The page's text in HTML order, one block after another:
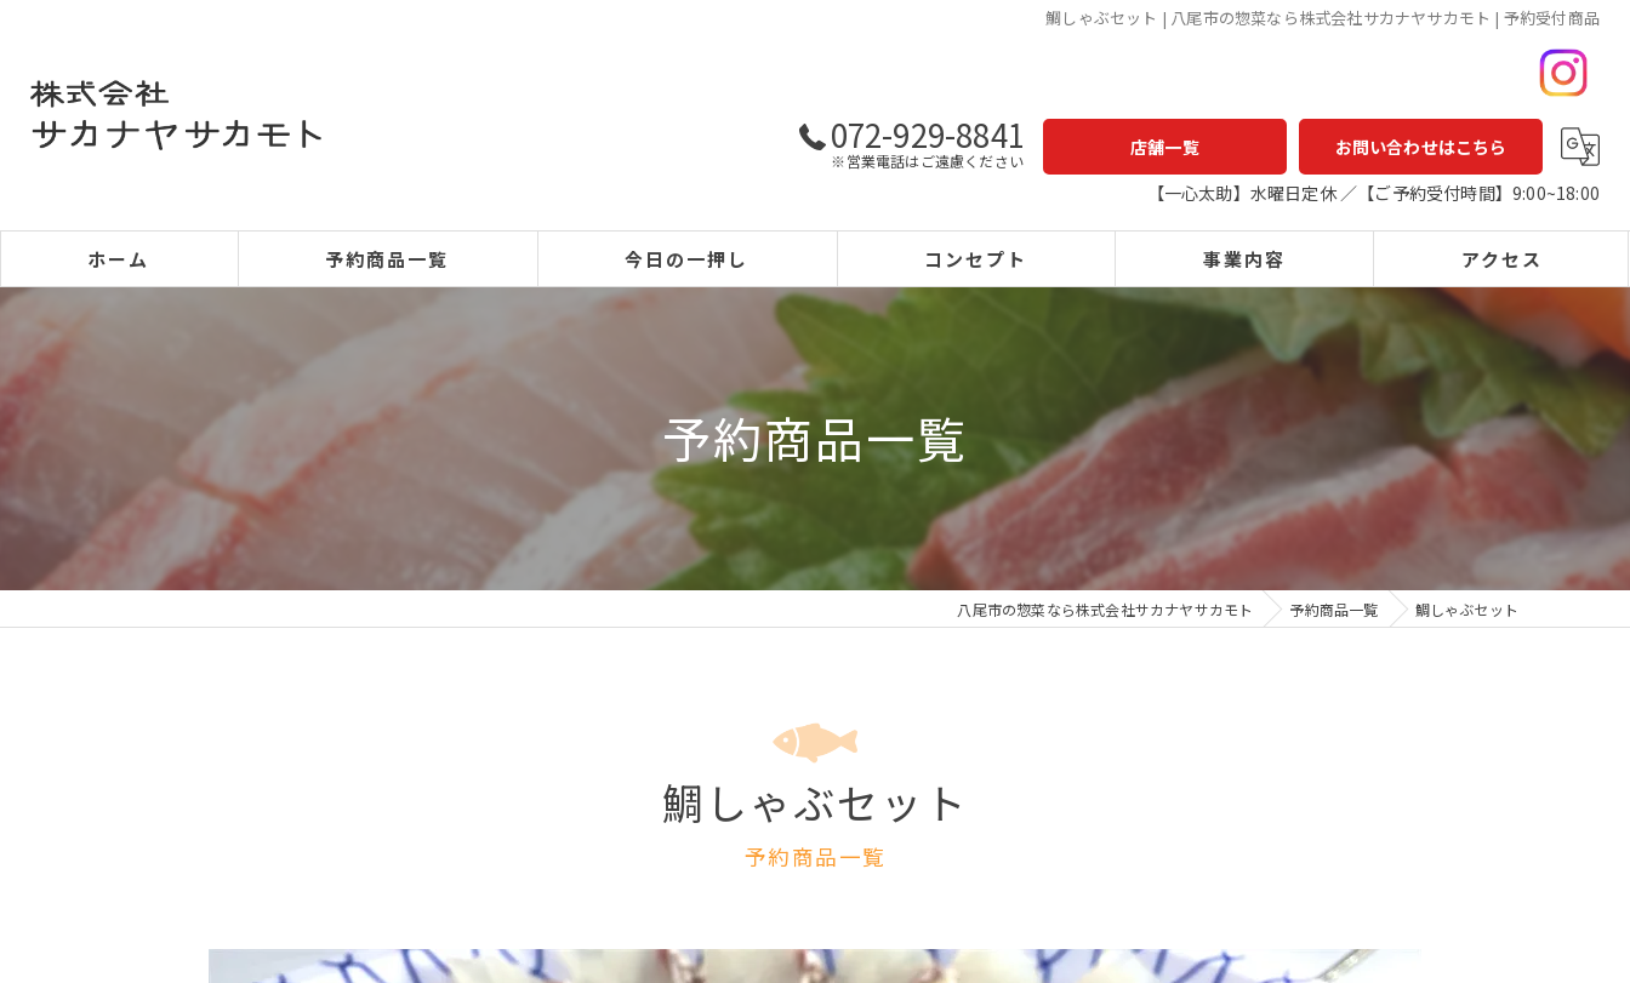
鯛しゃぶセット | 八尾市の惣菜なら株式会社サカナヤサカモト | 予約受付商品
072-929-8841
※営業電話はご遠慮ください
店舗一覧
お問い合わせはこちら
【一心太助】水曜日定休 ／【ご予約受付時間】9:00~18:00
ホーム 予約商品一覧 今日の一押し コンセプト 事業内容
鮮魚
アウトパック
アクセス
予約商品一覧
八尾市の惣菜なら株式会社サカナヤサカモト 予約商品一覧 鯛しゃぶセット
予約商品一覧
鯛しゃぶセット